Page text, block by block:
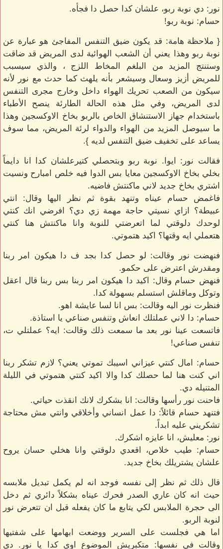
نور: دي نوبة ربو، علشان كدا حصل دا فجأه.
حسام: نوبة ربو!
{ ملاحظة هامة: قد يكون ضيق التنفس المفاجئ هو عبارة عن
نوبة ربو وهذا يعني أن الشعب الهوائية لدى المريض قد ضاقت
وستنتج المزيد من البلغم المخاط اللزج ، والذي سيسبب
للمريض أزيز وسعال وسيشعر بأنه يلهث كما حدث مع نور لأنه
سيكون من الصعب تحريك الهواء داخل وخارج مجرى التنفس
لدى المريض، وفي مثل هذه الحالة الطارئة ينصح الأطباء
باستخدام جهاز الاستنشاق الخاص بالربو بخاخ الاوكسجين وهذا
ما سيوصل المزيد من الهواء والدواء لرئة المريض، مما سوف
يساعد على تخفيف ضيق التنفس لديه }.
فقالت نور: ايوا. نوبة ربو وبتحصلي كتيرعلشان كدا انا دايماً
بخلي بخاخ الاوكسجين معايا بس الدوا فيه خلص امبارح ونسيت
اشتري بخاخ جديد لاني ماكنتش فاضيه.
فاغمض حسام عيناه وتنهد بقوة ثم نظر اليها وقال: انتي
عبيطة؟ ازاي نسيتي حاجة مهمة زي دي؟ افرضي انك كنتي
لوحدك دلوقتي لما اتعرضتي للنوبة وانا ماكنتش هنا كنتي
هتعملي ايه وقتها؟ اكيد هتموتي.
فنهضت نور وقالت: لو حصل كدا بجد ف دا هيكون امر ربنا
ومقدرش اعترض على حكمو.
فنهض حسام وقال: اكيد دا هيكون امر ربنا بس ربنا قال اعقل
وتوكل وماقلش استسلم بسهولة كدا.
فنظرت نور اليه وقالت: بس انا لسا عايشة اهو.
حسام: دا لاني عملتلك انعاش وتنفس صناعي يا استاذة.
فاتسعت عينا نور بعد ما سمعت ذلك وقالت: ايه؟ عملتلي ت،
تنفس صناعي!
حسام: امال كنتي عيزاني اسيبك تموتي يعني؟ لازم تشكر ربنا
اني كنت هنا لما حصلك كدا والا اكيد كنتي هتموتي في الليلة
المتنيله دي.
فاحنت نور رأسها وقالت: انا بشكرك لانك انقذت حياتي.
فتنهد حسام قائلاً: دا عمل انساني وأخلاقي وانتي مش محتاجة
تشكريني عليه ابداً.
نور: معليش، انا عايزه اشكرك.
حسام: طيب خلاص، اقعدي دلوقتي وانا هخلي حسان يروح
علشان يشتريلك بخاخ جديد.
قال ذلك ثم نظر إلى نفسه فوجد انه لم يكمل تبديل ملابسه
حيث انه كان عاري الصدر فحرك عيناه بشكلاً دائري ثم دخل
الى حجرة الملابس لكي يتابع ما كان يفعله قبل ان تتعرض نور
لنوبة الربو.
اما هي فجلست على السرير ووضعت ابهامها على شفتيها
وقالت في نفسها: متكبريش الموضوع اوي كدا يا نور. دي